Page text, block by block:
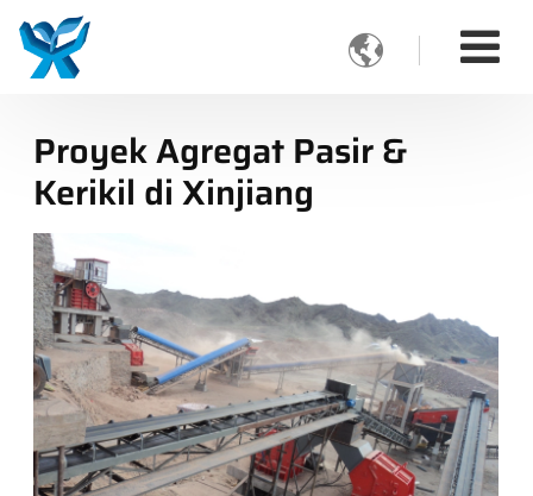

Proyek Agregat Pasir &
Kerikil di Xinjiang